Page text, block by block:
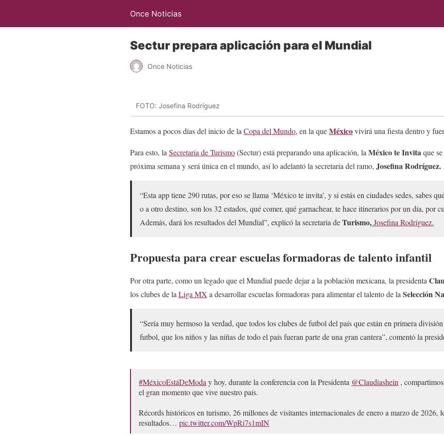
Once Noticias
Sectur prepara aplicación para el Mundial
Once Noticias
FOTO: Josefina Rodríguez
Estamos a pocos días del inicio de la Copa del Mundo, en la queMéxicovivirá una fiesta dentro y
Para esto, la Secretaría de Turismo(Sectur) está preparando una aplicación, la México te Invitaque
próxima semana y será única en el mundo, así lo adelantó la secretaria del ramo, Josefina Rodríguez.
“Esta app tiene 290 rutas, por eso se llama ‘México te invita’, y si estás en ciudades sedes, sabes
o a otro destino, son los 32 estados, qué comer, qué garnachear, te hace itinerarios por un día, por
Además, dará los resultados del Mundial”, explicó la secretaria deTurismo,Josefina Rodríguez.
Propuesta para crear escuelas formadoras de talento infantil
Por otra parte, como un legado que el Mundial puede dejar a la población mexicana, la presidenta
los clubes de la Liga MX a desarrollar escuelas formadoras para alimentar el talento de la Selección
“Sería muy hermoso la verdad, que todos los clubes de futbol del país que están en primera
futbol, que los niños y las niñas de todo el país fueran parte de una gran cantera”, comentó la
#MéxicoEstáDeModa y hoy, durante la conferencia con la Presidenta @Claudiashein ,
el gran momento que vive nuestro país.
Récords históricos en turismo, 26 millones de visitantes internacionales de enero a marzo de 2026,
resultados… pic.twitter.com/WpRi7s1mIN